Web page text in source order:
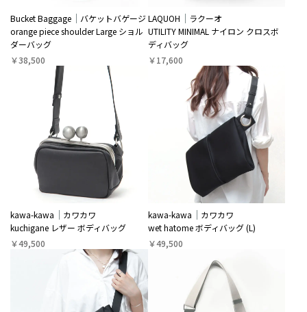
Bucket Baggage
バケットバゲージ
orange piece shoulder Large ショル
ダーバッグ
￥38,500
LAQUOH
ラクーオ
UTILITY MINIMAL ナイロン クロスボ
ディバッグ
￥17,600
kawa-kawa
カワカワ
kuchigane レザー ボディバッグ
￥49,500
kawa-kawa
カワカワ
wet hatome ボディバッグ (L)
￥49,500